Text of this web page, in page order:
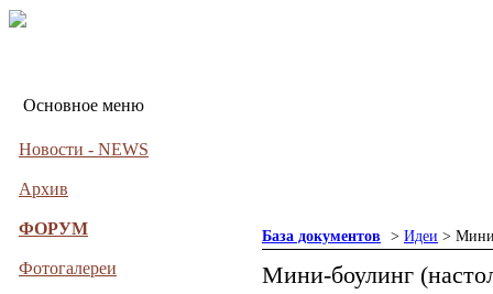
Основное меню
Новости - NEWS
Архив
ФОРУМ
Фотогалереи
База документов > Идеи >
Мини-боулинг